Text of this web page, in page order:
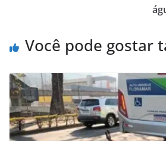
Você pode gostar